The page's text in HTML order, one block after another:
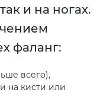
и на ногах.
фаланг:
всего),
на кисти или